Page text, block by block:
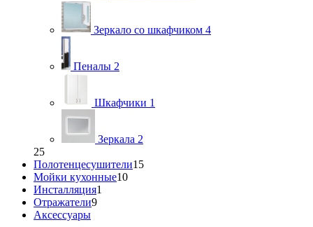
Зеркало со шкафчиком 4
Пеналы 2
Шкафчики 1
Зеркала 2
25
Полотенцесушители15
Мойки кухонные10
Инсталляция1
Отражатели9
Аксессуары